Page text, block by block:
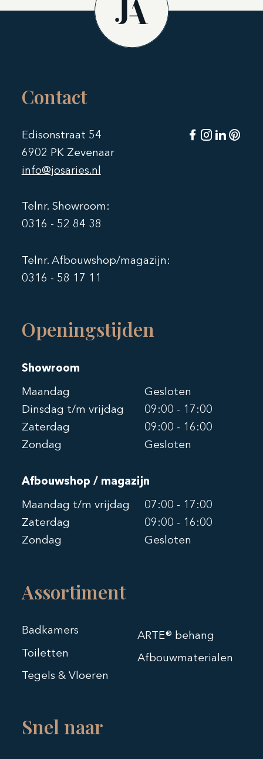
Contact
Edisonstraat 54
6902 PK Zevenaar
info@josaries.nl
Telnr. Showroom:
0316 - 52 84 38
Telnr. Afbouwshop/magazijn:
0316 - 58 17 11
Openingstijden
Showroom
Maandag
Gesloten
Dinsdag t/m vrijdag
09:00 - 17:00
Zaterdag
09:00 - 16:00
Zondag
Gesloten
Afbouwshop / magazijn
Maandag t/m vrijdag
07:00 - 17:00
Zaterdag
09:00 - 16:00
Zondag
Gesloten
Assortiment
Badkamers
Toiletten
Tegels & Vloeren
ARTE® behang
Afbouwmaterialen
Snel naar